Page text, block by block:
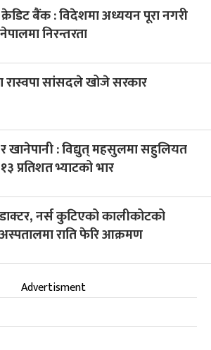
बैंक : विदेशमा अध्ययन पूरा नगरी
निरन्तरता
सांसदले खोजे सरकार
खानेपानी : विद्युत् महसुलमा सहुलियत
प्रतिशत भ्याटको भार
नर्स कुटिएको कालीकोटको
राति फेरि आक्रमण
Advertisment